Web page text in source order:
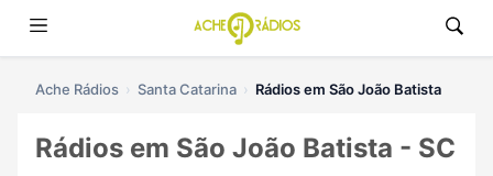
Ache Rádios Santa Catarina Rádios em São João Batista
Rádios em São João Batista - SC